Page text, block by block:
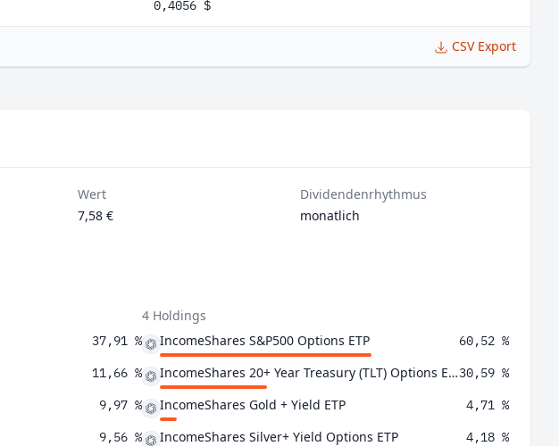
0,4056 $
CSV Export
Wert
7,58 €
Dividendenrhythmus
monatlich
37,91 %
11,66 %
9,97 %
9,56 %
4 Holdings
IncomeShares S&P500 Options ETP
60,52 %
IncomeShares 20+ Year Treasury (TLT) Options ETP30,59 %
IncomeShares Gold + Yield ETP 4,71 %
IncomeShares Silver+ Yield Options ETP 4,18 %